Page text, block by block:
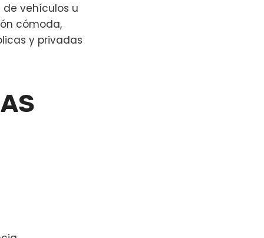
vehículos u
cómoda,
y privadas